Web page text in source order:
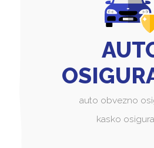
auto obvezno
kasko